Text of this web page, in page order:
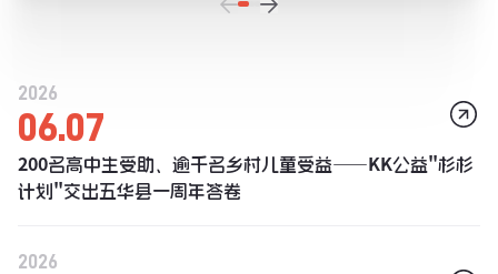
2026
06.07
200名高中生受助、逾千名乡村儿童受益——KK公益"杉杉
计划"交出五华县一周年答卷
2026